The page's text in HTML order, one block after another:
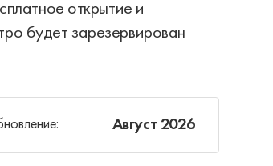
открытие и
будет зарезервирован
Август 2026